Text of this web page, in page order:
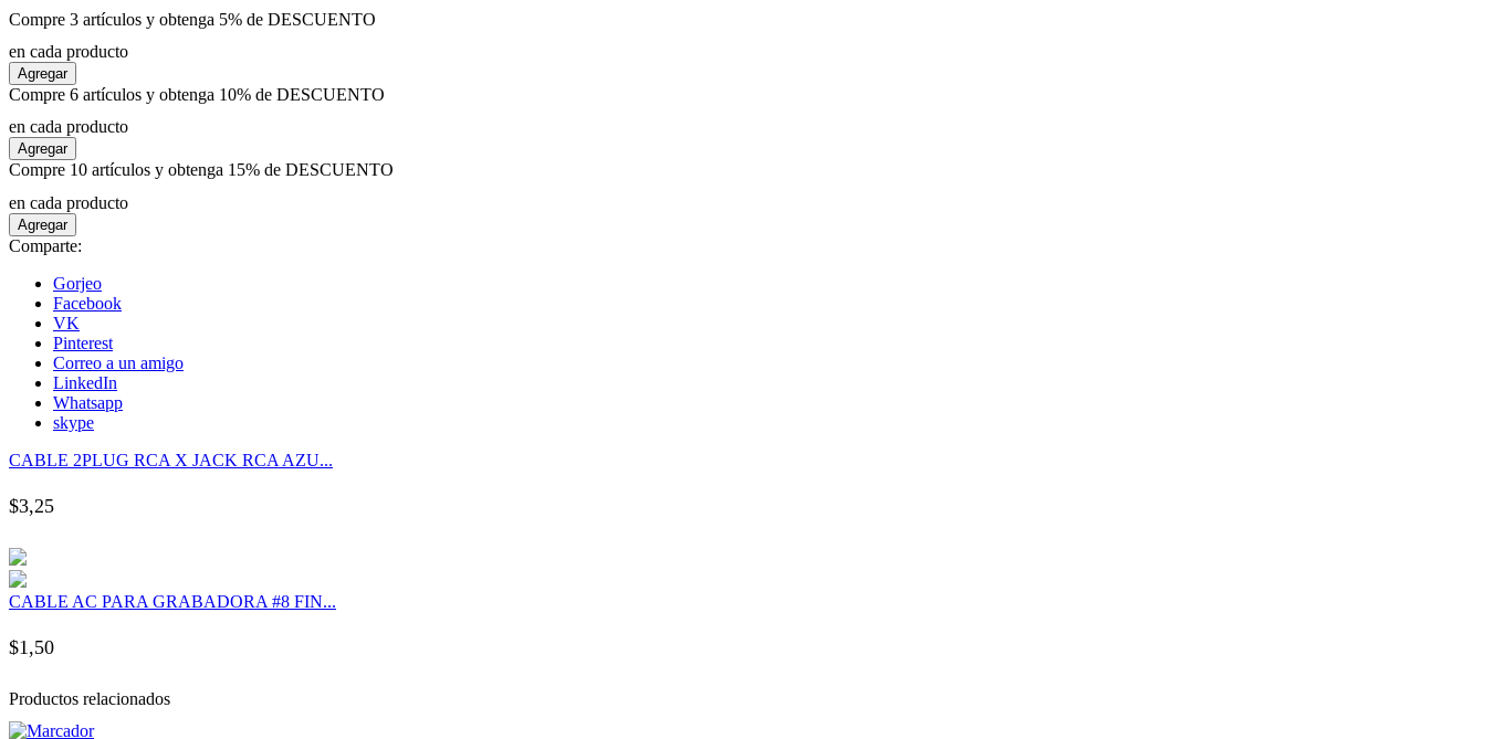
Compre 3 artículos y obtenga 5% de DESCUENTO
en cada producto
Agregar
Compre 6 artículos y obtenga 10% de DESCUENTO
en cada producto
Agregar
Compre 10 artículos y obtenga 15% de DESCUENTO
en cada producto
Agregar
Comparte:
Gorjeo
Facebook
VK
Pinterest
Correo a un amigo
LinkedIn
Whatsapp
skype
CABLE 2PLUG RCA X JACK RCA AZU...
$3,25
CABLE AC PARA GRABADORA #8 FIN...
$1,50
Productos relacionados